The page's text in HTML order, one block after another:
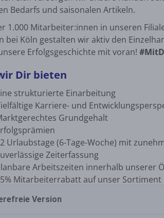
Version